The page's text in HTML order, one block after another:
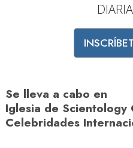
Se lleva a cabo en
Iglesia de Scientology
Celebridades